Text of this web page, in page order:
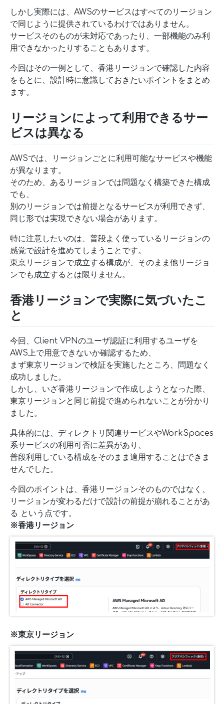
しかし実際には、AWSのサービスはすべてのリージョン
で同じように提供されているわけではありません。
サービスそのものが未対応であったり、一部機能のみ利
用できなかったりすることもあります。
今回はその一例として、香港リージョンで確認した内容
をもとに、設計時に意識しておきたいポイントをまとめ
ます。
リージョンによって利用できるサー
ビスは異なる
AWSでは、リージョンごとに利用可能なサービスや機能
が異なります。
そのため、あるリージョンでは問題なく構築できた構成
でも、
別のリージョンでは前提となるサービスが利用できず、
同じ形では実現できない場合があります。
特に注意したいのは、普段よく使っているリージョンの
感覚で設計を進めてしまうことです。
東京リージョンで成立する構成が、そのまま他リージョ
ンでも成立するとは限りません。
香港リージョンで実際に気づいたこ
と
今回、Client VPNのユーザ認証に利用するユーザを
AWS上で用意できないか確認するため、
まず東京リージョンで検証を実施したところ、問題なく
成功しました。
しかし、いざ香港リージョンで作成しようとなった際、
東京リージョンと同じ前提で進められないことが分かり
ました。
具体的には、ディレクトリ関連サービスやWorkSpaces
系サービスの利用可否に差異があり、
普段利用している構成をそのまま適用することはできま
せんでした。
今回のポイントは、香港リージョンそのものではなく、
リージョンが変わるだけで設計の前提が崩れることがあ
る という点です。
※香港リージョン
※東京リージョン